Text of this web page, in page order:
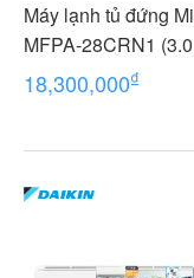
Máy lạnh tủ đứng
MFPA-28CRN1
18,300,000₫